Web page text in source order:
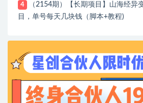
4
（2154期）【长期项目】山海经异
目，单号每天几块钱（脚本+教程)